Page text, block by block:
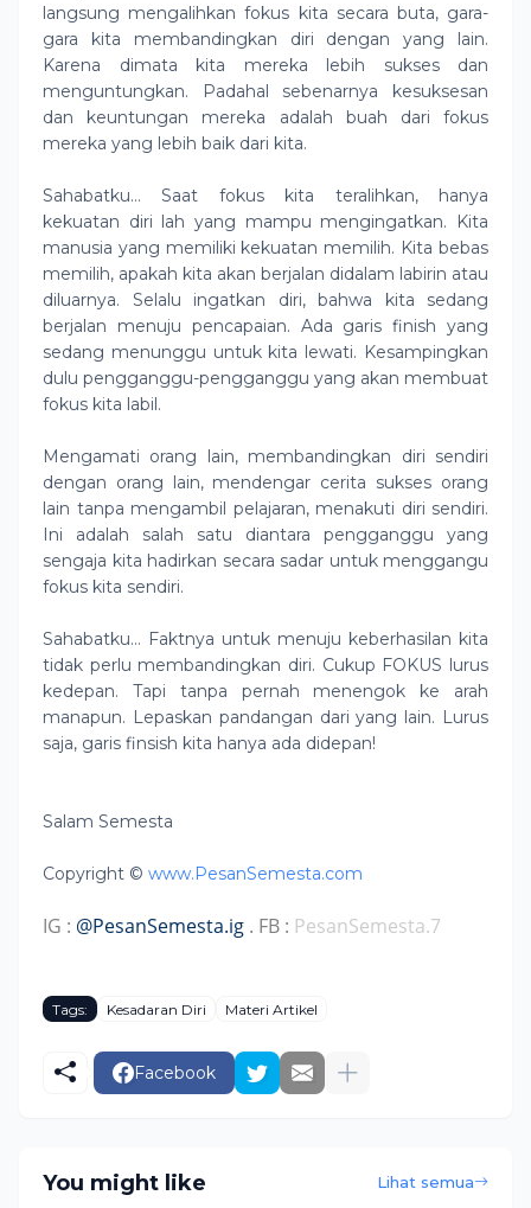
langsung mengalihkan fokus kita secara buta, gara-
gara kita membandingkan diri dengan yang lain.
Karena dimata kita mereka lebih sukses dan
menguntungkan. Padahal sebenarnya kesuksesan
dan keuntungan mereka adalah buah dari fokus
mereka yang lebih baik dari kita.
Sahabatku… Saat fokus kita teralihkan, hanya
kekuatan diri lah yang mampu mengingatkan. Kita
manusia yang memiliki kekuatan memilih. Kita bebas
memilih, apakah kita akan berjalan didalam labirin atau
diluarnya. Selalu ingatkan diri, bahwa kita sedang
berjalan menuju pencapaian. Ada garis finish yang
sedang menunggu untuk kita lewati. Kesampingkan
dulu pengganggu-pengganggu yang akan membuat
fokus kita labil.
Mengamati orang lain, membandingkan diri sendiri
dengan orang lain, mendengar cerita sukses orang
lain tanpa mengambil pelajaran, menakuti diri sendiri.
Ini adalah salah satu diantara pengganggu yang
sengaja kita hadirkan secara sadar untuk menggangu
fokus kita sendiri.
Sahabatku… Faktnya untuk menuju keberhasilan kita
tidak perlu membandingkan diri. Cukup FOKUS lurus
kedepan. Tapi tanpa pernah menengok ke arah
manapun. Lepaskan pandangan dari yang lain. Lurus
saja, garis finsish kita hanya ada didepan!
Salam Semesta
Copyright © www.PesanSemesta.com
IG : @PesanSemesta.ig . FB : PesanSemesta.7
Tags: Kesadaran Diri Materi Artikel
Facebook
You might like Lihat semua